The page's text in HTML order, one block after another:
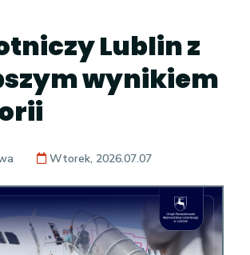
Lublin z
wynikiem
Wtorek, 2026.07.07